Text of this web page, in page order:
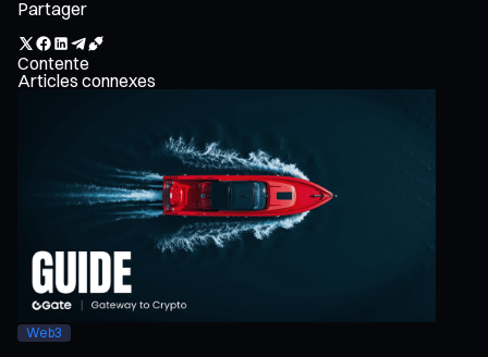
Partager
Contente
Articles connexes
Web3